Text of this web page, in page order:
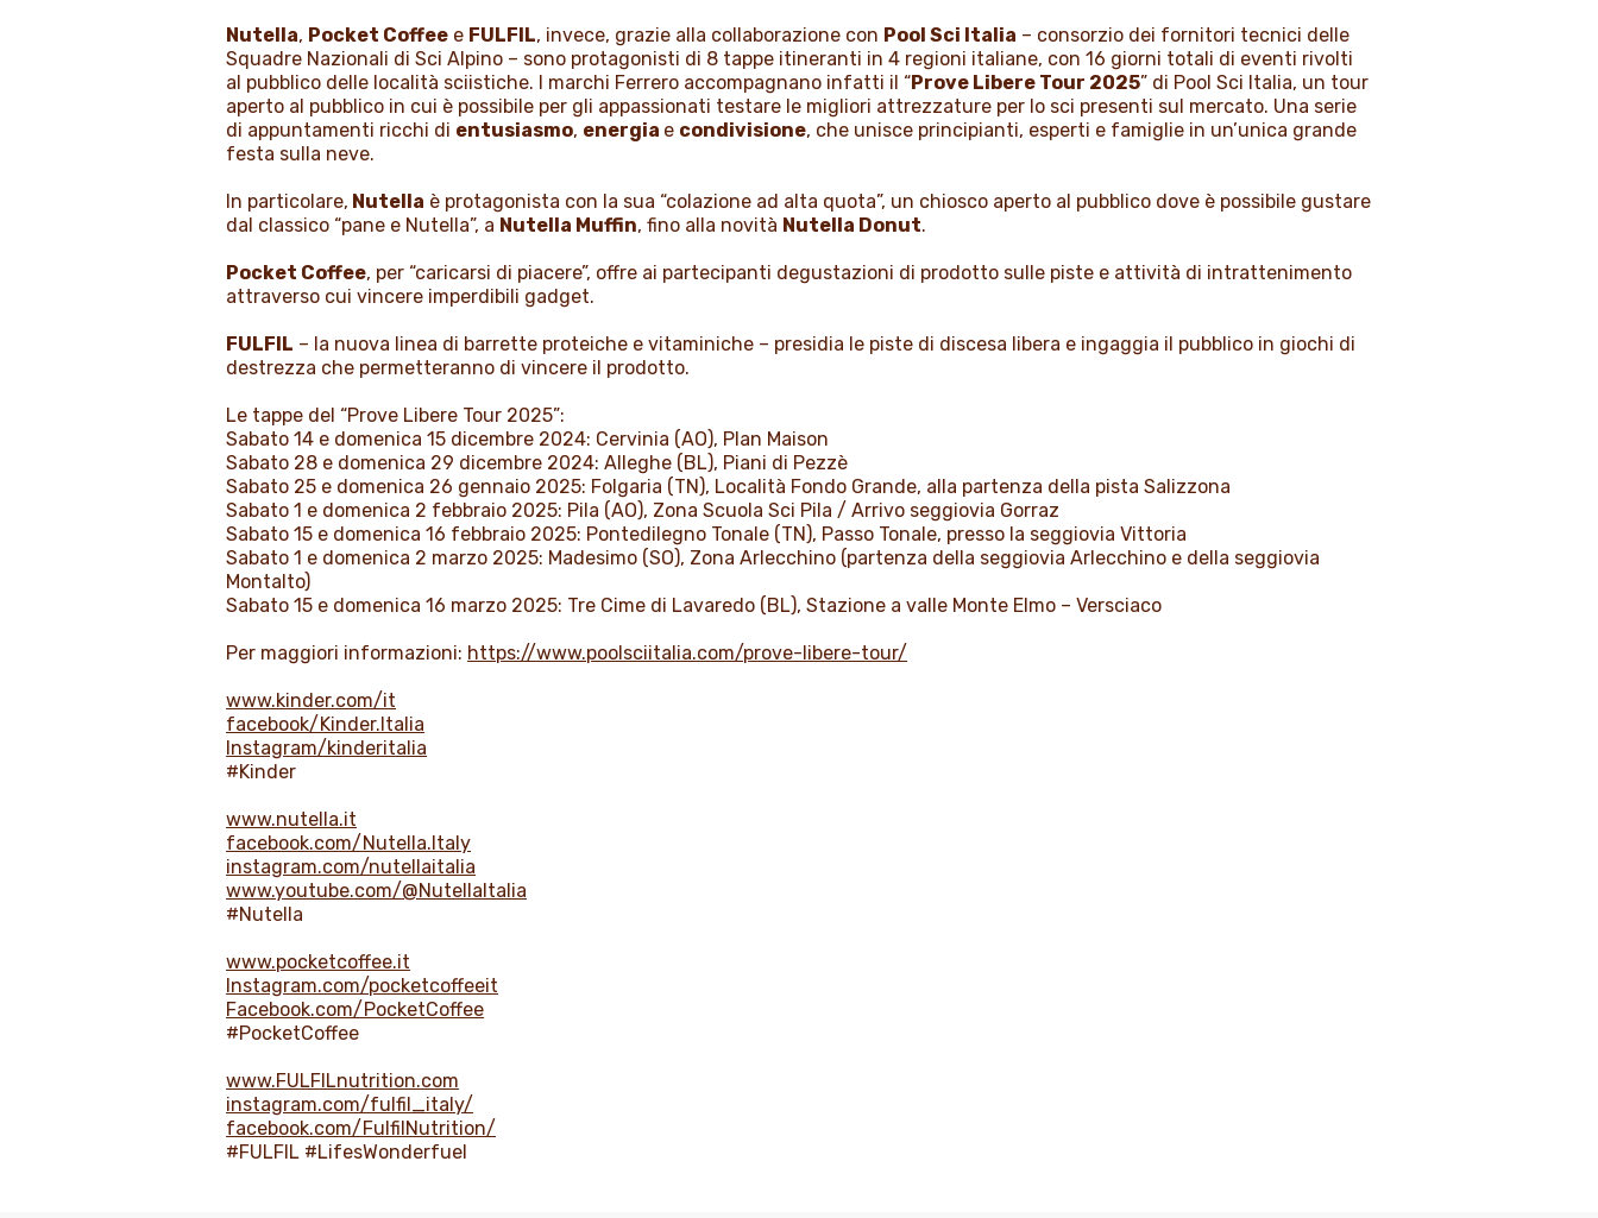
Nutella, Pocket Coffee e FULFIL, invece, grazie alla collaborazione con Pool Sci Italia – consorzio dei fornitori tecnici delle
Squadre Nazionali di Sci Alpino – sono protagonisti di 8 tappe itineranti in 4 regioni italiane, con 16 giorni totali di eventi rivolti
al pubblico delle località sciistiche. I marchi Ferrero accompagnano infatti il “Prove Libere Tour 2025” di Pool Sci Italia, un tour
aperto al pubblico in cui è possibile per gli appassionati testare le migliori attrezzature per lo sci presenti sul mercato. Una serie
di appuntamenti ricchi di entusiasmo, energia e condivisione, che unisce principianti, esperti e famiglie in un’unica grande
festa sulla neve.
In particolare, Nutella è protagonista con la sua “colazione ad alta quota”, un chiosco aperto al pubblico dove è possibile gustare
dal classico “pane e Nutella”, a Nutella Muffin, fino alla novità Nutella Donut.
Pocket Coffee, per “caricarsi di piacere”, offre ai partecipanti degustazioni di prodotto sulle piste e attività di intrattenimento
attraverso cui vincere imperdibili gadget.
FULFIL – la nuova linea di barrette proteiche e vitaminiche – presidia le piste di discesa libera e ingaggia il pubblico in giochi di
destrezza che permetteranno di vincere il prodotto.
Le tappe del “Prove Libere Tour 2025”:
Sabato 14 e domenica 15 dicembre 2024: Cervinia (AO), Plan Maison
Sabato 28 e domenica 29 dicembre 2024: Alleghe (BL), Piani di Pezzè
Sabato 25 e domenica 26 gennaio 2025: Folgaria (TN), Località Fondo Grande, alla partenza della pista Salizzona
Sabato 1 e domenica 2 febbraio 2025: Pila (AO), Zona Scuola Sci Pila / Arrivo seggiovia Gorraz
Sabato 15 e domenica 16 febbraio 2025: Pontedilegno Tonale (TN), Passo Tonale, presso la seggiovia Vittoria
Sabato 1 e domenica 2 marzo 2025: Madesimo (SO), Zona Arlecchino (partenza della seggiovia Arlecchino e della seggiovia
Montalto)
Sabato 15 e domenica 16 marzo 2025: Tre Cime di Lavaredo (BL), Stazione a valle Monte Elmo – Versciaco
Per maggiori informazioni: https://www.poolsciitalia.com/prove-libere-tour/
www.kinder.com/it
facebook/Kinder.Italia
Instagram/kinderitalia
#Kinder
www.nutella.it
facebook.com/Nutella.Italy
instagram.com/nutellaitalia
www.youtube.com/@NutellaItalia
#Nutella
www.pocketcoffee.it
Instagram.com/pocketcoffeeit
Facebook.com/PocketCoffee
#PocketCoffee
www.FULFILnutrition.com
instagram.com/fulfil_italy/
facebook.com/FulfilNutrition/
#FULFIL #LifesWonderfuel